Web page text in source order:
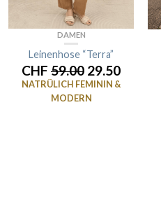
DAMEN
Leinenhose “Terra”
CHF 59.00 29.50
NATRÜLICH FEMININ &
MODERN